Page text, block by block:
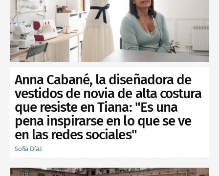
Anna Cabané, la diseñadora de
vestidos de novia de alta costura
que resiste en Tiana: "Es una
pena inspirarse en lo que se ve
en las redes sociales"
Sofía Díaz